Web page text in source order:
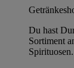
Du hast
Sortiment
Spirituosen.